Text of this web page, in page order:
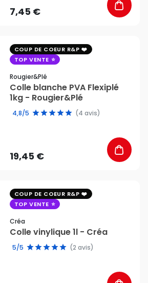
7,45 €
COUP DE COEUR R&P
TOP VENTE
Rougier&plé
Colle blanche PVA Flexiplé
1kg - Rougier&Plé
4,8/5 (4 avis)
19,45 €
COUP DE COEUR R&P
TOP VENTE
Créa
Colle vinylique 1l - Créa
5/5 (2 avis)